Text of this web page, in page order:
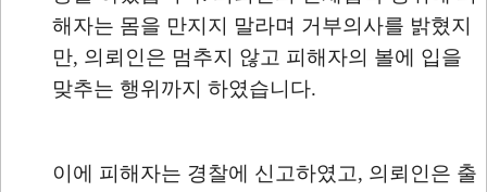
해자는 몸을 만지지 말라며 거부의사를 밝혔지
만, 의뢰인은 멈추지 않고 피해자의 볼에 입을
맞추는 행위까지 하였습니다.
이에 피해자는 경찰에 신고하였고, 의뢰인은 출